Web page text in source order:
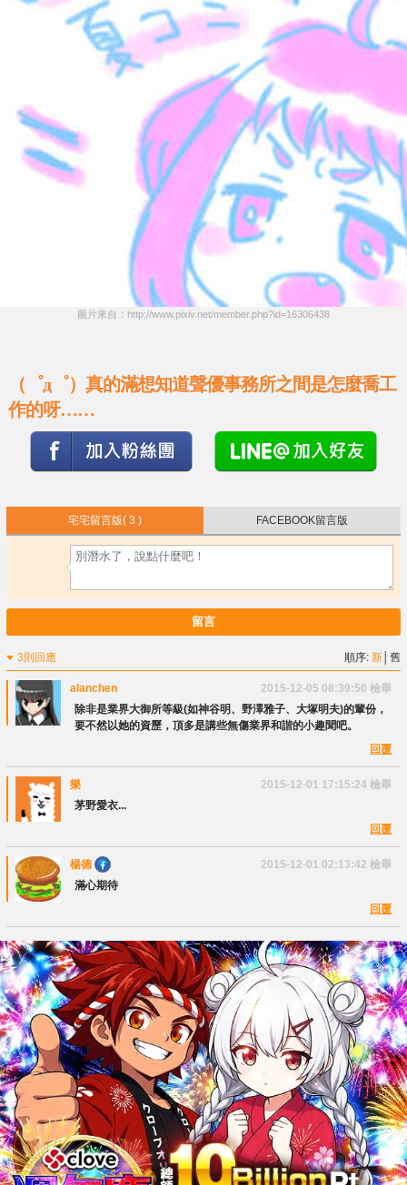
圖片來自：http://www.pixiv.net/member.php?id=16306438
（゜д゜）真的滿想知道聲優事務所之間是怎麼喬工
作的呀……
宅宅留言版( 3 ) FACEBOOK留言版
留言
3則回應 順序:新 │舊
alanchen 2015-12-05 08:39:50 檢舉
除非是業界大御所等級(如神谷明、野澤雅子、大塚明夫)的輩份，
要不然以她的資歷，頂多是講些無傷業界和諧的小趣聞吧。
回覆
樂 2015-12-01 17:15:24 檢舉
茅野愛衣...
回覆
楊德 2015-12-01 02:13:42 檢舉
滿心期待
回覆